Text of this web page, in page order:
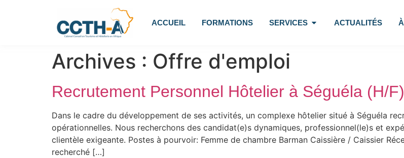
ACCUEIL FORMATIONS SERVICES ACTUALITÉS
Archives : Offre d'emploi
Recrutement Personnel Hôtelier à Séguéla (H/
Dans le cadre du développement de ses activités, un complexe hôtelier situé à Séguéla
opérationnelles. Nous recherchons des candidat(e)s dynamiques, professionnel(le)s et
clientèle exigeante. Postes à pourvoir: Femme de chambre Barman Caissière / Caissier
recherché […]